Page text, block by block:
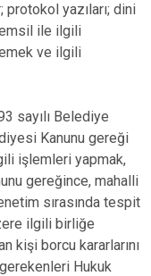
yazıları; dini
ile ilgili
ve ilgili
sayılı Belediye
Kanunu gereği
işlemleri yapmak,
gereğince, mahalli
sırasında tespit
ilgili birliğe
kişi borcu kararlarını
Hukuk